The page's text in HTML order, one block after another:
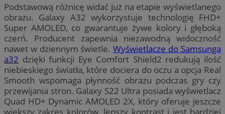
Podstawową różnicę widać już na etapie wyświetlanego
obrazu. Galaxy A32 wykorzystuje technologię FHD+
Super AMOLED, co gwarantuje żywe kolory i głęboką
czerń. Producent zapewnia niezawodną widoczność
nawet w dziennym świetle.Wyświetlacze do Samsunga
a32 dzięki funkcji Eye Comfort Shield2 redukują ilość
niebieskiego światła, które dociera do oczu a opcja Real
Smooth wspomaga płynność obrazu podczas gry czy
przewijania stron. Galaxy S22 Ultra posiada wyświetlacz
Quad HD+ Dynamic AMOLED 2X, który oferuje jeszcze
większy zakres kolorów, lepszy kontrast i jest bardziej